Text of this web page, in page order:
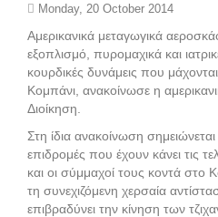
Monday, 20 October 2014
Αμερικανικά μεταγωγικά
εξοπλισμό, πυρομαχικά και
κουρδικές δυνάμεις που
Κομπάνι, ανακοίνωσε η
Διοίκηση.
Στη ίδια ανακοίνωση
επιδρομές που έχουν κάνει τις
και οι σύμμαχοί τους κοντά
τη συνεχιζόμενη χερσαία
επιβραδύνει την κίνηση των